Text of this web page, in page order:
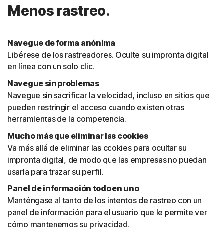
Menos rastreo.
Navegue de forma anónima
Libérese de los rastreadores. Oculte su impronta digital
en línea con un solo clic.
Navegue sin problemas
Navegue sin sacrificar la velocidad, incluso en sitios que
pueden restringir el acceso cuando existen otras
herramientas de la competencia.
Mucho más que eliminar las cookies
Va más allá de eliminar las cookies para ocultar su
impronta digital, de modo que las empresas no puedan
usarla para trazar su perfil.
Panel de información todo en uno
Manténgase al tanto de los intentos de rastreo con un
panel de información para el usuario que le permite ver
cómo mantenemos su privacidad.